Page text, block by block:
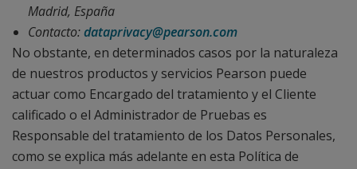
Madrid, España
Contacto:dataprivacy@pearson.com
No obstante, en determinados casos por la naturaleza
de nuestros productos y servicios Pearson puede
actuar como Encargado del tratamiento y el Cliente
calificado o el Administrador de Pruebas es
Responsable del tratamiento de los Datos Personales,
como se explica más adelante en esta Política de